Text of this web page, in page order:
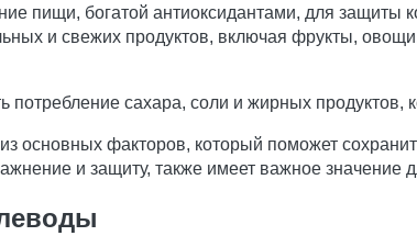
пищи, богатой антиоксидантами, для
и свежих продуктов, включая фрукты,
потребление сахара, соли и жирных продуктов,
основных факторов, который поможет
и защиту, также имеет важное значение